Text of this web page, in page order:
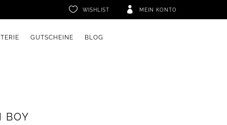
 WISHLIST  MEIN KONTO
GUTSCHEINE BLOG
BOY